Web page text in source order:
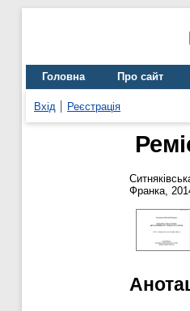
Головна Про сайт
Вхід Реєстрація
Франка,